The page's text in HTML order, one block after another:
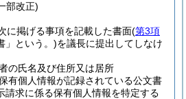
部改正)
に掲げる事項を記載した書面(第3項
」という。)を議長に提出してしなけ
の氏名及び住所又は居所
有個人情報が記録されている公文書
請求に係る保有個人情報を特定する